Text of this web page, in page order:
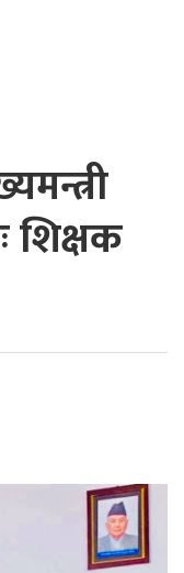
शिक्षक